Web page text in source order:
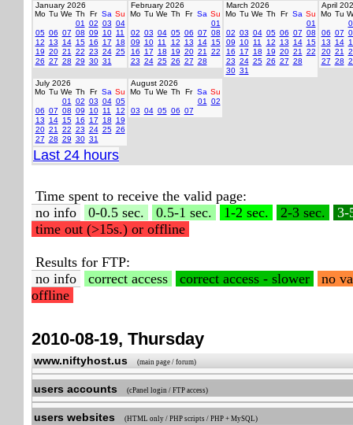
January 2026
Mo Tu We Th Fr Sa Su
01
02 03 04
05 06 07 08 09 10 11
12
13 14 15 16 17
18
19 20 21 22 23 24 25
26 27 28 29 30 31
February 2026
Mo Tu We Th Fr Sa Su
01
02 03 04 05 06 07 08
09
10 11 12 13 14 15
16
17 18 19 20 21
22
23 24 25 26 27 28
March 2026
Mo Tu We Th Fr Sa Su
01
02 03 04 05 06 07 08
09
10 11 12 13 14 15
16
17 18 19 20 21
22
23 24 25 26 27 28
30 31
April
Mo Tu
06 07
13
14
20 21
27 28
July 2026
Mo Tu We Th Fr Sa Su
01
02 03 04 05
06 07 08 09 10 11
12
13
14 15 16 17 18
19
20 21 22 23 24 25 26
27 28 29 30 31
August 2026
Mo Tu We Th Fr Sa Su
01
02
03 04 05 06 07
Last 24 hours
Time spent to receive the valid page:
no info
0-0.5 sec. 0.5-1 sec. 1-2 sec. 2-3 sec.
3-
time out (>15s.) or offline
Results for FTP:
no info
correct access correct access - slower
no
offline
2010-08-19, Thursday
www.niftyhost.us (main page / forum)
users accounts (cPanel login / FTP access)
users websites (HTML only / PHP scripts / PHP + MySQL)